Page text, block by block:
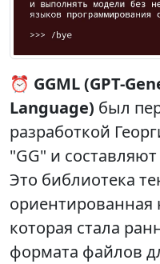
⏰ GGML (GPT-
Language) был
разработкой
"GG" и
Это библиотека
которая стала
формата файлов